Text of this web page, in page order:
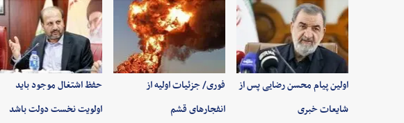
اولین پیام محسن رضایی پس از
شایعات خبری
فوری/ جزئیات اولیه از
انفجارهای قشم
حفظ اشتغال موجود باید
اولویت نخست دولت باشد